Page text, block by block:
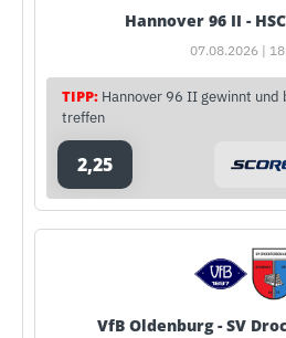
Hannover 96 II -
07.08.2026 |
TIPP: Hannover 96 II gewinnt und
treffen
2,25
VfB Oldenburg - SV